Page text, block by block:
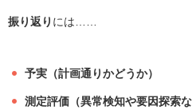
振り返り には……
予実（計画通りかどうか）
測定評価（異常検知や要因探索な